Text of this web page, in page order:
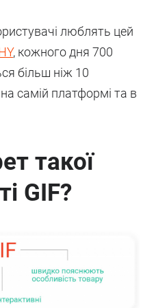
люблять цей
, кожного дня 700
більш ніж 10
самій платформі та в
такої
GIF?